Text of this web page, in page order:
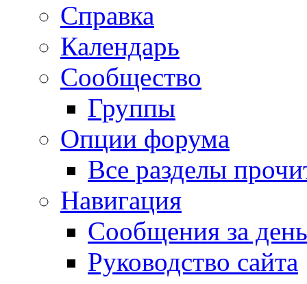
Справка
Календарь
Сообщество
Группы
Опции форума
Все разделы
Навигация
Сообщения за день
Руководство сайта